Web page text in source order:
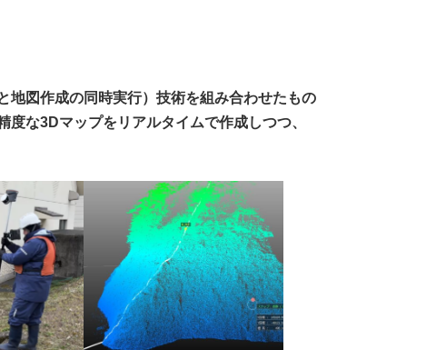
地図作成の同時実行） 技術を組み合わせたもの
な3Dマップをリアルタイムで作成しつつ、